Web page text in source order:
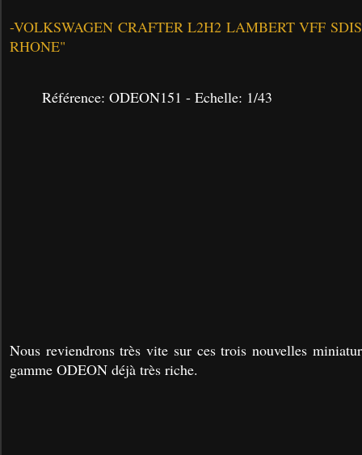
-VOLKSWAGEN CRAFTER L2H2 LAMBERT VFF
RHONE"
Référence: ODEON151 - Echelle: 1/43
Nous reviendrons très vite sur ces trois nouvelles
gamme ODEON déjà très riche.